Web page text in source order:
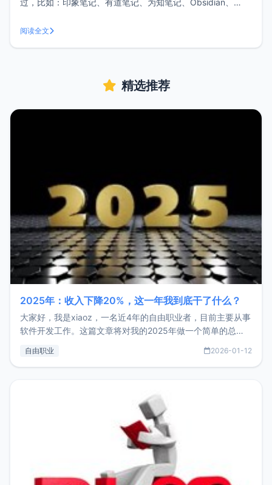
过，比如：印象笔记、有道笔记、为知笔记、Obsidian、
不好看，有的太臃肿，有的同步困难，有的太过复杂，总之没
找到一款完全合适的，于是就诞生了自己开发一款笔
阅读全文
精选推荐
2025年：收入下降20%，这一年我到底干了什么？
大家好，我是xiaoz，一名近4年的自由职业者，目前主要从事
软件开发工作。这篇文章将对我的2025年做一个简单的总
收入下降20%，但却过得很充实，2026年不求突破，但求保
自由职业 2026-01-12